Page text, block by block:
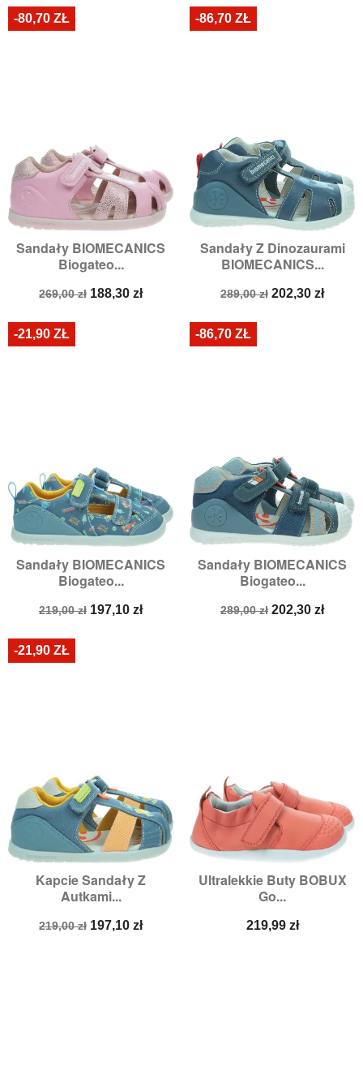
Sandały BIOMECANICS
Biogateo...
Cena
269,00 zł Cena
188,30 zł
-80,70 ZŁ
Sandały Z Dinozaurami
BIOMECANICS...
Cena
289,00 zł Cena
202,30 zł
-86,70 ZŁ
Sandały BIOMECANICS
Biogateo...
Cena
219,00 zł Cena
197,10 zł
-21,90 ZŁ
Sandały BIOMECANICS
Biogateo...
Cena
289,00 zł Cena
202,30 zł
-86,70 ZŁ
Kapcie Sandały Z
Autkami...
Cena
219,00 zł Cena
197,10 zł
-21,90 ZŁ
Ultralekkie Buty BOBUX
Go...
Cena
219,99 zł